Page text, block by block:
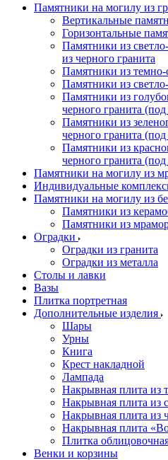
Памятники на могилу из
Вертикальные
Горизонтальные
Памятники из
из черного гранита
Памятники из темно-
Памятники из
Памятники из
черного гранита (под
Памятники из
черного гранита (под
Памятники из
черного гранита (под
Памятники на могилу из
Индивидуальные
Памятники на могилу из
Памятники из
Памятники из
Оградки
Оградки из гранита
Оградки из металла
Столы и лавки
Вазы
Плитка портретная
Дополнительные изделия
Шары
Урны
Книга
Крест накладной
Лампада
Накрывная плита из
Накрывная плита из
Накрывная плита из
Накрывная плита
Плитка
Венки и корзины